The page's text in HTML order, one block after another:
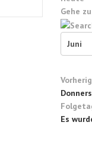
Gehe
Es